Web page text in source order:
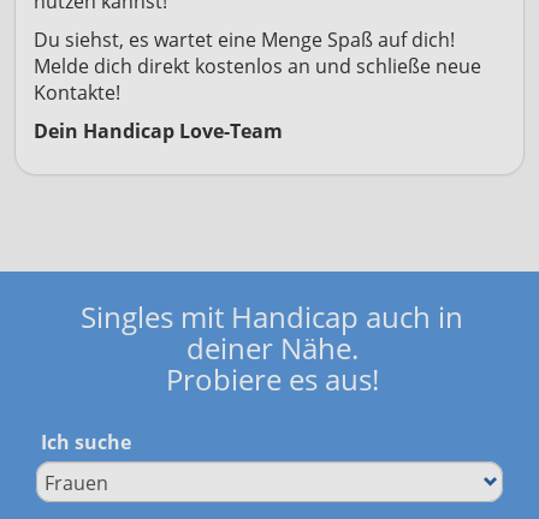
Du siehst, es wartet eine Menge Spaß auf dich!
Melde dich direkt kostenlos an und schließe neue
Kontakte!
Dein Handicap Love-Team
Singles mit Handicap auch in
deiner Nähe.
Probiere es aus!
Ich suche